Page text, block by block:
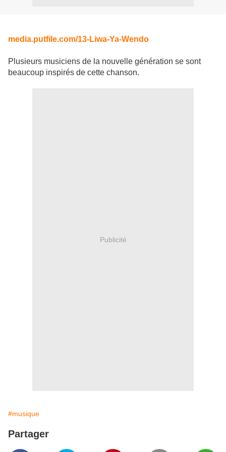
media.putfile.com/13-Liwa-Ya-Wendo
Plusieurs musiciens de la nouvelle génération se sont
beaucoup inspirés de cette chanson.
Publicité
#musique
Partager